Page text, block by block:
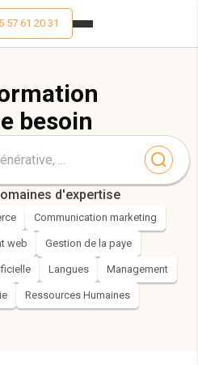
57 61 20 31
besoin
d'expertise
Communication marketing
web Gestion de la paye
Langues Management
Ressources Humaines